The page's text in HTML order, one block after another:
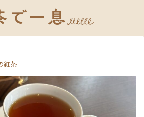
紅茶
ニーアンドサンズ｜人気フレーバ
れ回避のコツを徹底解説